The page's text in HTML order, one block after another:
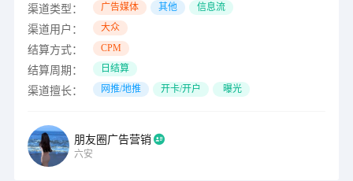
渠道类型： 广告媒体 其他 信息流
渠道用户： 大众
结算方式： CPM
结算周期： 日结算
渠道擅长： 网推/地推 开卡/开户 曝光
朋友圈广告营销
六安